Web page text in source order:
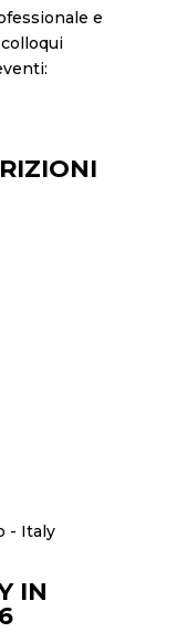
e
- Italy
IN